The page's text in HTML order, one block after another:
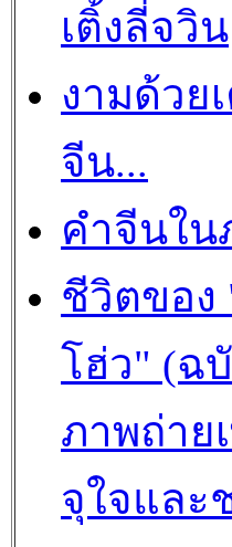
เติ้งลี่จวิน
งามด้วย
จีน...
คำจีนใน
ชีวิตของ
โฮ่ว" (ฉ
ภาพถ่าย
จุใจและ